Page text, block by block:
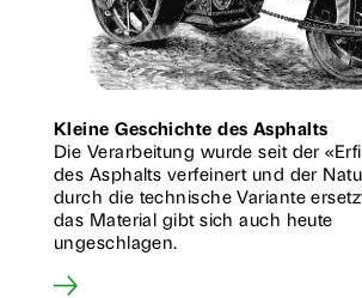
Kleine Geschichte des Asphalts
Die Verarbeitung wurde seit der
des Asphalts verfeinert und der
durch die technische Variante
das Material gibt sich auch heute
ungeschlagen.